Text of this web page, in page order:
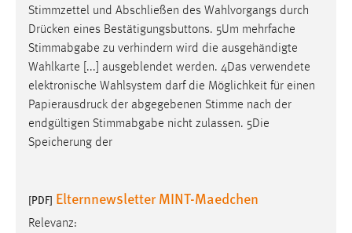
Stimmzettel und Abschließen des Wahlvorgangs durch
Drücken eines Bestätigungsbuttons. 5Um mehrfache
Stimmabgabe zu verhindern wird die ausgehändigte
Wahlkarte [...] ausgeblendet werden. 4Das verwendete
elektronische Wahlsystem darf die Möglichkeit für einen
Papierausdruck der abgegebenen Stimme nach der
endgültigen Stimmabgabe nicht zulassen. 5Die
Speicherung der
[PDF] Elternnewsletter MINT-Maedchen
Relevanz:
Matomo
Name:
_pk_ref, _pk_cvar, _pk_id, _pk_ses
Zweck:
Zugriffsstatistik
Cookie Laufzeit: